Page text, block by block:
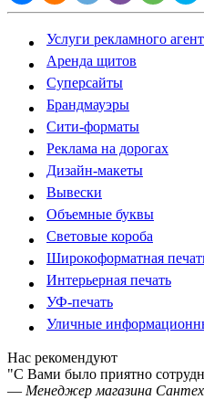
Услуги рекламного
Аренда щитов
Суперсайты
Брандмауэры
Сити-форматы
Реклама на дорогах
Дизайн-макеты
Вывески
Объемные буквы
Световые короба
Широкоформатная
Интерьерная печать
УФ-печать
Уличные
Нас рекомендуют
"С Вами было приятно
— Менеджер магазина